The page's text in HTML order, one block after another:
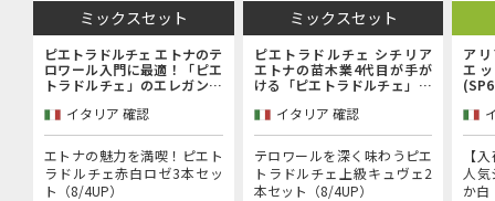
ミックスセット
ピエトラドルチェ エトナのテ
ロワール入門に最適！「ピエ
トラドルチェ」のエレガンス
ェ赤白ロゼ3本セット
イタリア 確認
エトナの魅力を満喫！ピエト
ラドルチェ赤白ロゼ3本セッ
ト（8/4UP）
ミックスセット
ピエトラドルチェ シチリア
エトナの苗木業4代目が手が
ける「ピエトラドルチェ」上
イタリア 確認
テロワールを深く味わうピエ
トラドルチェ上級キュヴェ2
本セット（8/4UP）
ア
エ
【
人気
か白